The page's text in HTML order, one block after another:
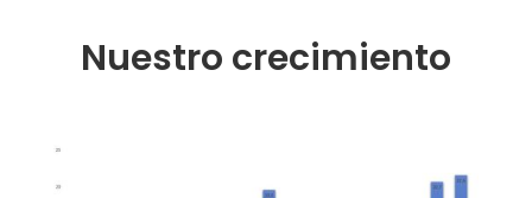
Nuestro crecimiento